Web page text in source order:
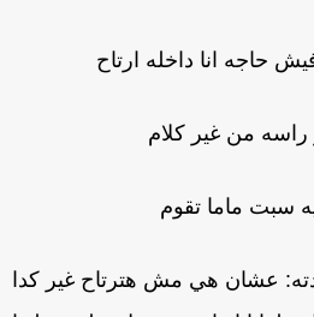
حاجه انا داخله ارتاح
من غير كلام
سبت ماما تقوم
عشان هي مش هترتاح غير كدا